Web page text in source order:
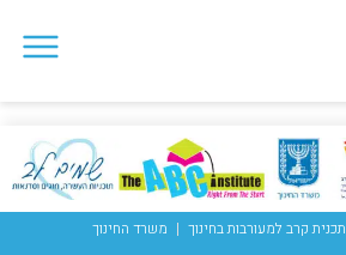
תכנית קרב למעורבות בחינוך
משרד החינוך